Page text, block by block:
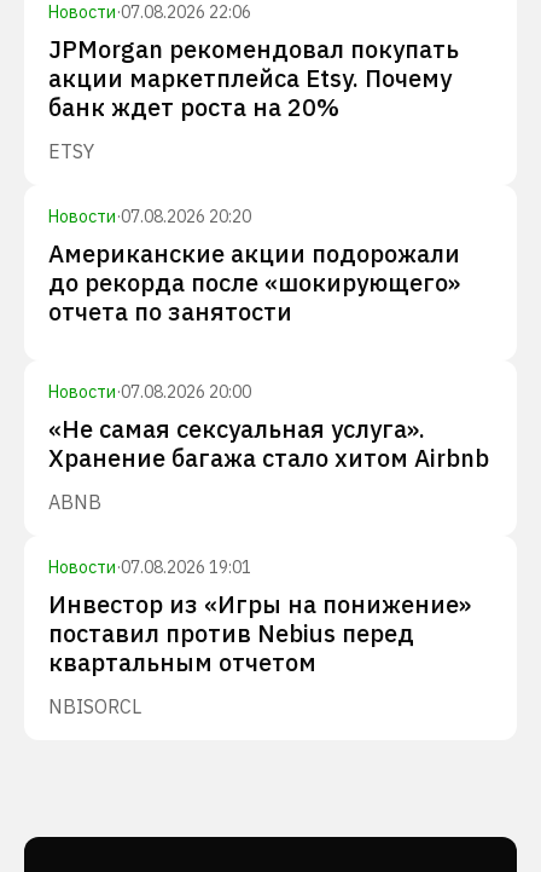
Новости·07.08.2026 22:06
JPMorgan рекомендовал покупать
акции маркетплейса Etsy. Почему
банк ждет роста на 20%
ETSY
Новости·07.08.2026 20:20
Американские акции подорожали
до рекорда после «шокирующего»
отчета по занятости
Новости·07.08.2026 20:00
«Не самая сексуальная услуга».
Хранение багажа стало хитом Airbnb
ABNB
Новости·07.08.2026 19:01
Инвестор из «Игры на понижение»
поставил против Nebius перед
квартальным отчетом
NBISORCL